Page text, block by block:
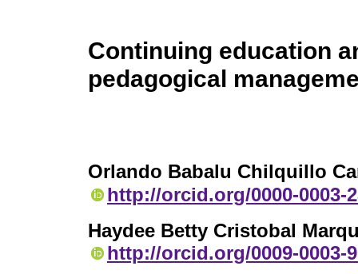
Continuing education
pedagogical
Orlando Babalu Chilquillo
http://orcid.org/0000-0003-
Haydee Betty Cristobal
http://orcid.org/0009-0003-